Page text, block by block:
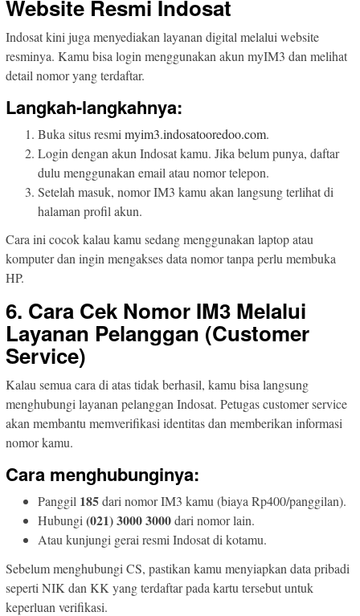
Website Resmi Indosat
Indosat kini juga menyediakan layanan digital melalui website
resminya. Kamu bisa login menggunakan akun myIM3 dan melihat
detail nomor yang terdaftar.
Langkah-langkahnya:
Buka situs resmi myim3.indosatooredoo.com.
Login dengan akun Indosat kamu. Jika belum punya, daftar
dulu menggunakan email atau nomor telepon.
Setelah masuk, nomor IM3 kamu akan langsung terlihat di
halaman profil akun.
Cara ini cocok kalau kamu sedang menggunakan laptop atau
komputer dan ingin mengakses data nomor tanpa perlu membuka
HP.
6. Cara Cek Nomor IM3 Melalui
Layanan Pelanggan (Customer
Service)
Kalau semua cara di atas tidak berhasil, kamu bisa langsung
menghubungi layanan pelanggan Indosat. Petugas customer service
akan membantu memverifikasi identitas dan memberikan informasi
nomor kamu.
Cara menghubunginya:
Panggil 185dari nomor IM3 kamu (biaya Rp400/panggilan).
Hubungi (021) 3000 3000dari nomor lain.
Atau kunjungi gerai resmi Indosat di kotamu.
Sebelum menghubungi CS, pastikan kamu menyiapkan data pribadi
seperti NIK dan KK yang terdaftar pada kartu tersebut untuk
keperluan verifikasi.